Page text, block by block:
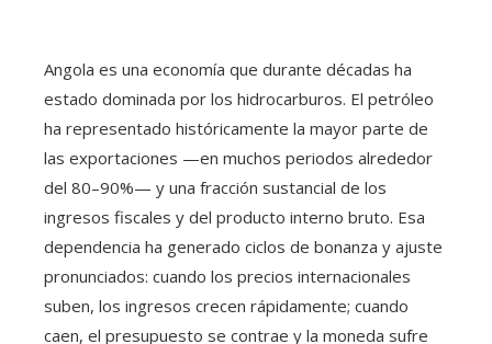
Angola es una economía que durante décadas ha
estado dominada por los hidrocarburos. El petróleo
ha representado históricamente la mayor parte de
las exportaciones —en muchos periodos alrededor
del 80–90%— y una fracción sustancial de los
ingresos fiscales y del producto interno bruto. Esa
dependencia ha generado ciclos de bonanza y ajuste
pronunciados: cuando los precios internacionales
suben, los ingresos crecen rápidamente; cuando
caen, el presupuesto se contrae y la moneda sufre